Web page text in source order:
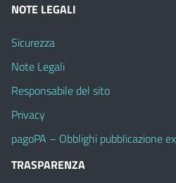
NOTE LEGALI
Sicurezza
Note Legali
Responsabile del sito
Privacy
pagoPA – Obblighi pubblicazione
TRASPARENZA